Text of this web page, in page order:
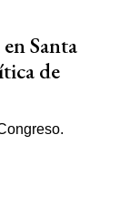
Santa
de